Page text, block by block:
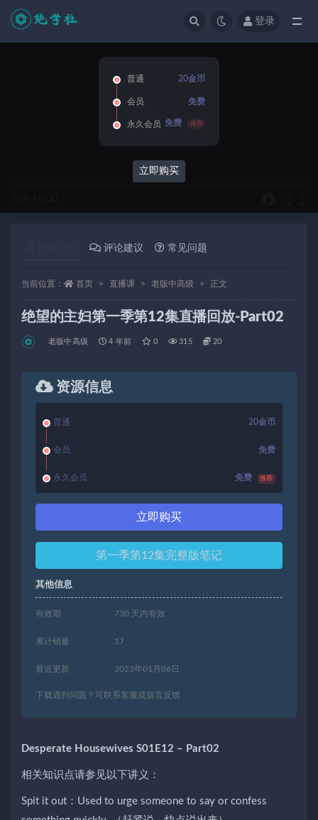
登录
普通 20金币
会员 免费
永久会员 免费 推荐
立即购买
评论建议 常见问题
当前位置： 首页 直播课 老版中高级 正文
绝望的主妇第一季第12集直播回放-Part02
老版中高级 4 年前 0 315 20
资源信息
普通 20金币
会员 免费
永久会员 免费 推荐
立即购买
第一季第12集完整版笔记
其他信息
有效期 730 天内有效
累计销量 17
最近更新 2023年01月06日
下载遇到问题？可联系客服或留言反馈
­­­Desperate Housewives S01E12 – Part02
相关知识点请参见以下讲义：
Spit it out：Used to urge someone to say or confess